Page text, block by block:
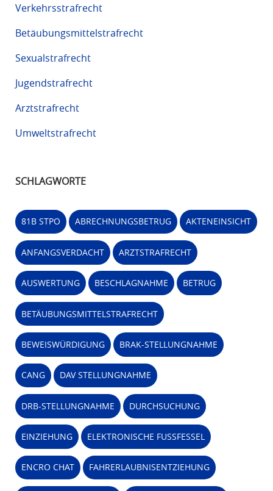
Verkehrsstrafrecht
Betäubungsmittelstrafrecht
Sexualstrafrecht
Jugendstrafrecht
Arztstrafrecht
Umweltstrafrecht
SCHLAGWORTE
81B STPO ABRECHNUNGSBETRUG AKTENEINSICHT
ANFANGSVERDACHT ARZTSTRAFRECHT
AUSWERTUNG BESCHLAGNAHME BETRUG
BETÄUBUNGSMITTELSTRAFRECHT
BEWEISWÜRDIGUNG BRAK-STELLUNGNAHME
CANG DAV STELLUNGNAHME
DRB-STELLUNGNAHME DURCHSUCHUNG
EINZIEHUNG ELEKTRONISCHE FUSSFESSEL
ENCRO CHAT FAHRERLAUBNISENTZIEHUNG